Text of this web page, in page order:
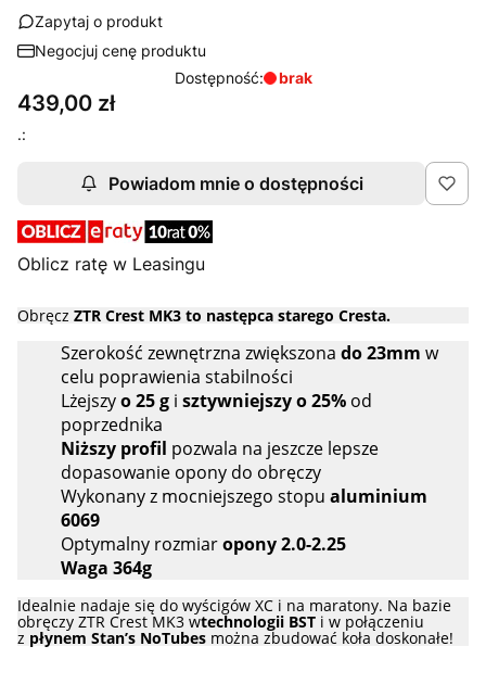
Zapytaj o produkt
Negocjuj cenę produktu
Dostępność:
brak
Cena
439,00 zł
.:
Powiadom mnie o dostępności
Oblicz ratę w Leasingu
Obręcz ZTR Crest MK3 to następca starego Cresta.
Szerokość zewnętrzna zwiększona do 23mm w
celu poprawienia stabilności
Lżejszyo 25 g i sztywniejszy o 25% od
poprzednika
Niższy profil pozwala na jeszcze lepsze
dopasowanie opony do obręczy
Wykonany z mocniejszego stopu aluminium
6069
Optymalny rozmiaropony 2.0-2.25
Waga 364g
Idealnie nadaje się do wyścigów XC i na maratony. Na bazie
obręczy ZTR Crest MK3 wtechnologii BST i w połączeniu
z płynem Stan’s NoTubes można zbudować koła doskonałe!